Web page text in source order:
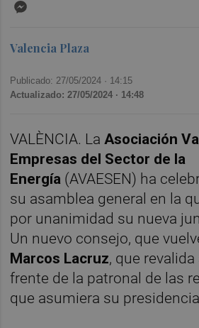
Valencia Plaza
Publicado: 27/05/2024 · 14:15
Actualizado: 27/05/2024 · 14:48
VALÈNCIA. La Asociación
Empresas del Sector de la
Energía (AVAESEN) ha
su asamblea general en la
por unanimidad su nueva
Un nuevo consejo, que
Marcos Lacruz, que
frente de la patronal de las
que asumiera su